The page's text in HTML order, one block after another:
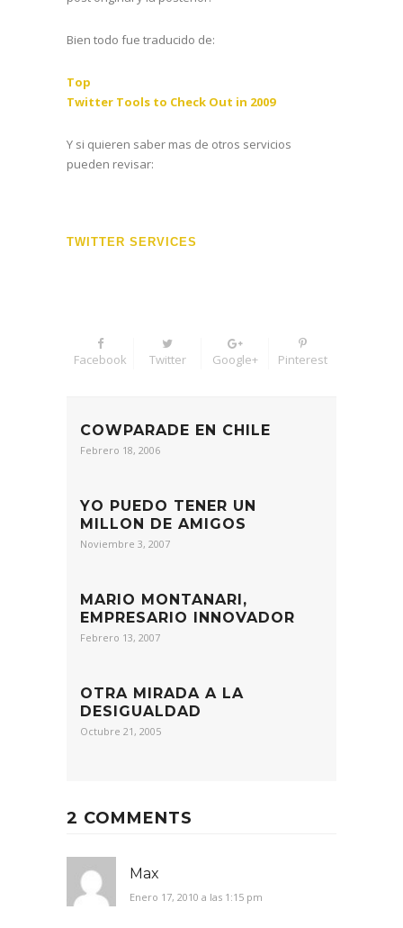
Bien todo fue traducido de:
Top
Twitter Tools to Check Out in 2009
Y si quieren saber mas de otros servicios
pueden revisar:
TWITTER SERVICES
Facebook Twitter Google+ Pinterest
COWPARADE EN CHILE
Febrero 18, 2006
YO PUEDO TENER UN
MILLON DE AMIGOS
Noviembre 3, 2007
MARIO MONTANARI,
EMPRESARIO INNOVADOR
Febrero 13, 2007
OTRA MIRADA A LA
DESIGUALDAD
Octubre 21, 2005
2 COMMENTS
Max
Enero 17, 2010 a las 1:15 pm